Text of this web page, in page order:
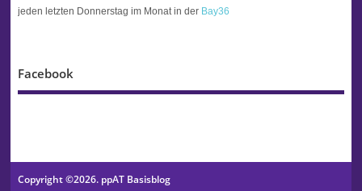
jeden letzten Donnerstag im Monat in der Bay36
Facebook
Copyright ©2026. ppAT Basisblog